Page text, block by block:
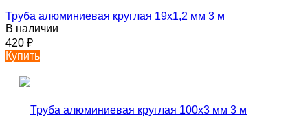
Труба алюминиевая круглая 19х1,2 мм 3 м
В наличии
420 ₽
Купить